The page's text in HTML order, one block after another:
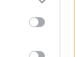
που ξέσπασε στις
Βασίλειο, στον